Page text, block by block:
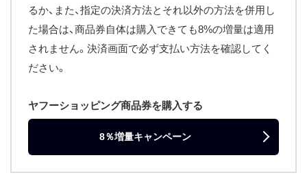
るか、また、指定の決済方法とそれ以外の方法を併用し
た場合は、商品券自体は購入できても8%の増量は適用
されません。決済画面で必ず支払い方法を確認してく
ださい。
ヤフーショッピング商品券を購入する
8％増量キャンペーン